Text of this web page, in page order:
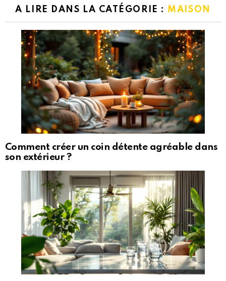
A LIRE DANS LA CATÉGORIE : MAISON
Comment créer un coin détente agréable dans
son extérieur ?